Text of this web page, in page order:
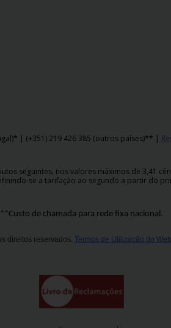
| (+351) 219 426 385 (outros países)** |
seguintes, nos valores máximos de 3,41
se a tarifação ao segundo a partir do
**Custo de chamada para rede fixa nacional.
direitos reservados. Termos de Utilização do